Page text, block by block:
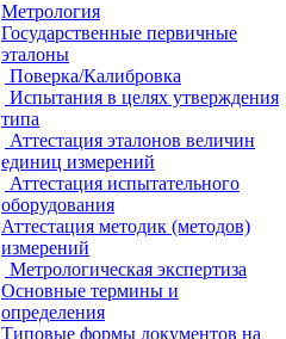
Метрология
Государственные первичные
эталоны
Поверка/Калибровка
Испытания в целях утверждения
типа
Аттестация эталонов величин
единиц измерений
Аттестация испытательного
оборудования
Аттестация методик (методов)
измерений
Метрологическая экспертиза
Основные термины и
определения
Типовые формы документов на